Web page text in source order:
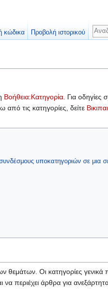
Βοήθεια:Κατηγορία. Για οδηγίες
από τις κατηγορίες, δείτε
υποκατηγοριών σε μια
Οι κατηγορίες
να περιέχει άρθρα για
κώδικα Προβολή ιστορικού